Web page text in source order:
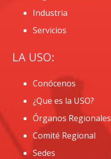
Industria
Servicios
LA USO:
Conócenos
¿Que es la USO?
Órganos Regionales
Comité Regional
Sedes